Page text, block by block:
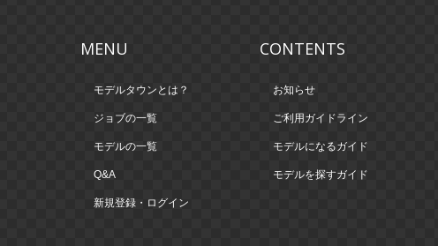
MENU
モデルタウンとは？
ジョブの一覧
モデルの一覧
Q&A
新規登録・ログイン
CONTENTS
お知らせ
ご利用ガイドライン
モデルになるガイド
モデルを探すガイド